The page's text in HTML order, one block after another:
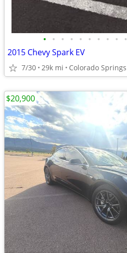
• • • • • • • • • •
2015 Chevy Spark EV
7/30 29k mi Colorado Springs
$20,900